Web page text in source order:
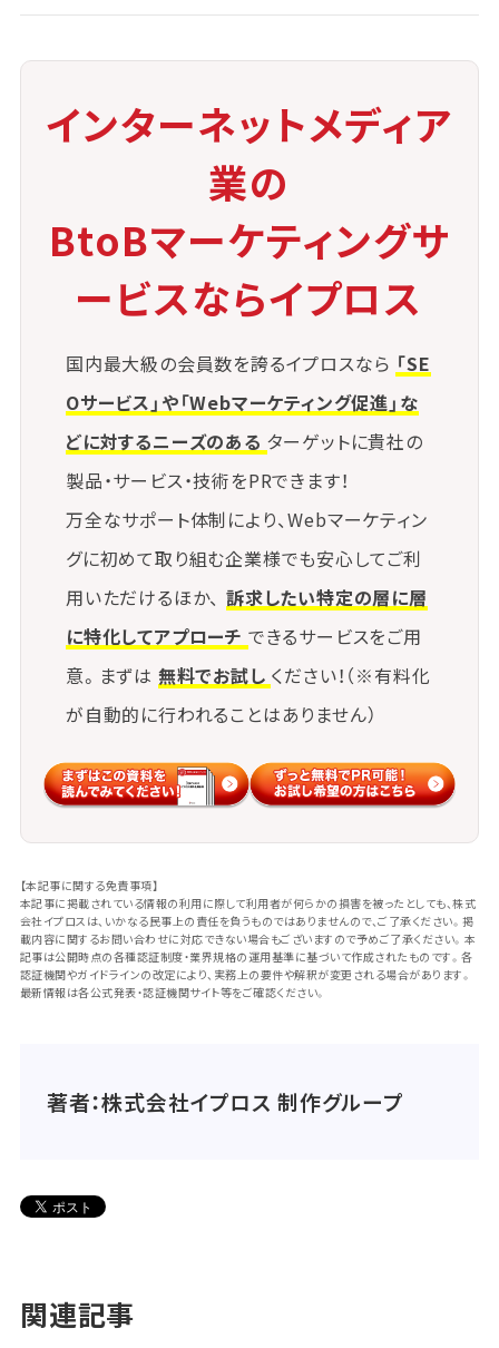
サードパーティスクリプトの最小化と
底し、
どうしても必要な場合は信頼できる配信元かどうかを
検証することが重要です。
読み込み先のURLや改変の有無を監視する仕組みも
併せて構築すべきです。
SBOM（ソフトウェア部品表）の活用
使用しているソフトウェアやライブラリの構成情報を
可視化し、
何が含まれているかを明示するSBOM（Software Bi
ll of Materials）の整備が有効です。
これにより、脆弱性の特定や影響範囲の調査が迅速に
行えます。
脆弱性情報の継続的収集と対応
日々新たに公開される脆弱性情報を収集し、
自社が利用しているシステムや外部サービスに関連が
ないかを確認する作業を継続的に行う必要がありま
自動通知を受け取れるサービスを活用するのも効果
的です。
ゼロトラスト
「信頼されているから安全」とは限らないという前提
で、
内部・外部を問わず全ての通信やアクセスに対して検
が、サプライチェーン攻撃への根本的対抗策となりま
インターネットメディア
業の
BtoBマーケティングサ
ービスならイプロス
国内最大級の会員数を誇るイプロスなら 「SE
Oサービス」や「Webマーケティング促進」な
どに対するニーズのある ターゲットに貴社の
製品・サービス・技術をPRできます！
万全なサポート体制により、Webマーケティン
グに初めて取り組む企業様でも安心してご利
用いただけるほか、 訴求したい特定の層に層
に特化してアプローチ できるサービスをご用
意。まずは 無料でお試し ください！（※有料化
が自動的に行われることはありません）
【本記事に関する免責事項】
本記事に掲載されている情報の利用に際して利用者が何らかの損害を被ったとしても、株式
会社イプロスは、いかなる民事上の責任を負うものではありませんので、ご了承ください。掲
載内容に関するお問い合わせに対応できない場合もございますので予めご了承ください。本
記事は公開時点の各種認証制度・業界規格の運用基準に基づいて作成されたものです。各
認証機関やガイドラインの改定により、実務上の要件や解釈が変更される場合があります。
最新情報は各公式発表・認証機関サイト等をご確認ください。
著者：株式会社イプロス 制作グループ
関連記事